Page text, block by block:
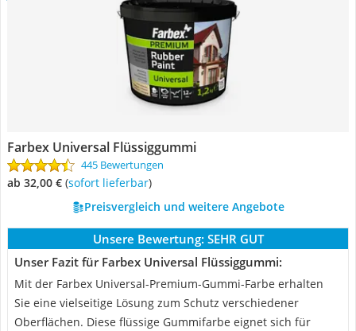
Farbex Universal Flüssiggummi
445 Bewertungen
ab 32,00 € ( Sofort lieferbar)
Preisvergleich und weitere Angebote
Unsere Bewertung: SEHR GUT
Unser Fazit für Farbex Universal Flüssiggummi:
Mit der Farbex Universal-Premium-Gummi-Farbe erhalten
Sie eine vielseitige Lösung zum Schutz verschiedener
Oberflächen. Diese flüssige Gummifarbe eignet sich für